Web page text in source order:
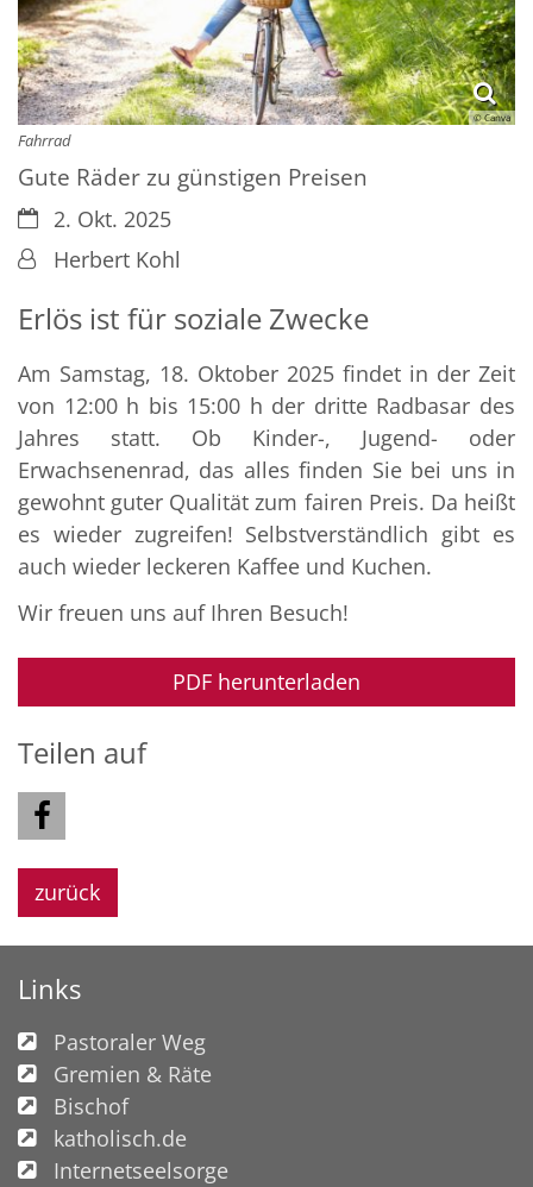
© Canva
Fahrrad
Gute Räder zu günstigen Preisen
Datum:2. Okt. 2025
Von:Herbert Kohl
Erlös ist für soziale Zwecke
Am Samstag, 18. Oktober 2025 findet in der Zeit
von 12:00 h bis 15:00 h der dritte Radbasar des
Jahres statt. Ob Kinder-, Jugend- oder
Erwachsenenrad, das alles finden Sie bei uns in
gewohnt guter Qualität zum fairen Preis. Da heißt
es wieder zugreifen! Selbstverständlich gibt es
auch wieder leckeren Kaffee und Kuchen.
Wir freuen uns auf Ihren Besuch!
PDF herunterladen
Teilen auf
zurück
Links
Pastoraler Weg
Gremien & Räte
Bischof
katholisch.de
Internetseelsorge